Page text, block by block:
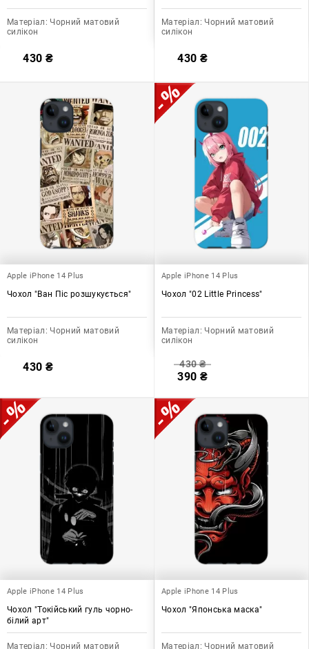
Матеріал: Чорний матовий
силікон
430 ₴
Матеріал: Чорний матовий
силікон
430 ₴
Apple iPhone 14 Plus
Чохол "Ван Піс розшукується"
Матеріал: Чорний матовий
силікон
430 ₴
Apple iPhone 14 Plus
Чохол "02 Little Princess"
Матеріал: Чорний матовий
силікон
430₴
390 ₴
Apple iPhone 14 Plus
Чохол "Токійський гуль чорно-
білий арт"
Матеріал: Чорний матовий
Apple iPhone 14 Plus
Чохол "Японська маска"
Матеріал: Чорний матовий